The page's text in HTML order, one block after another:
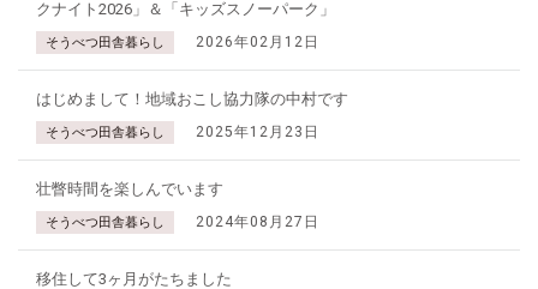
クナイト2026」＆「キッズスノーパーク」
そうべつ田舎暮らし 2026年02月12日
はじめまして！地域おこし協力隊の中村です
そうべつ田舎暮らし 2025年12月23日
壮瞥時間を楽しんでいます
そうべつ田舎暮らし 2024年08月27日
移住して3ヶ月がたちました